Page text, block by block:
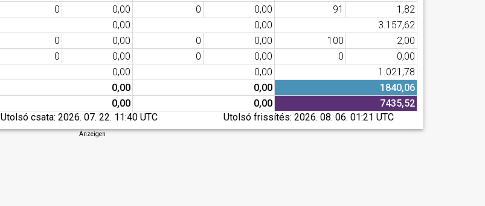
0 0,00 0 0,00 91
1,82
0,00 0,00
3.157,62
0 0,00 0 0,00 100
2,00
0 0,00 0 0,00 0
0,00
0,00 0,00
1.021,78
0,00 0,00
1840,06
0,00 0,00
7435,52
Utolsó csata: 2026. 07. 22. 11:40 UTC Utolsó frissítés: 2026. 08. 06. 01:21 UTC
Anzeigen